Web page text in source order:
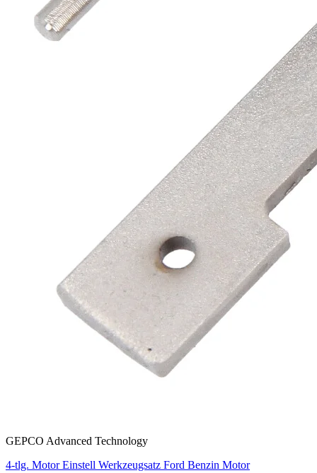
GEPCO Advanced Technology
4-tlg. Motor Einstell Werkzeugsatz Ford Benzin Motor